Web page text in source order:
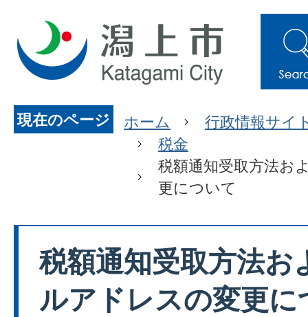
現在のページ ホーム
行政情報サイ
税金
税額通知受取方法お
更について
税額通知受取方法お
ルアドレスの変更に